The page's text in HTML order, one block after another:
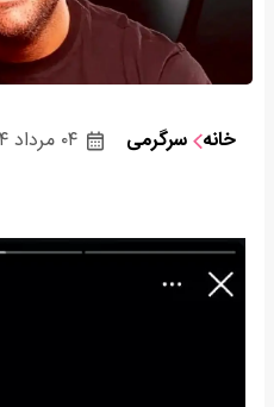
خانه سرگرمی ۰۴ مرداد ۱۴۰۴